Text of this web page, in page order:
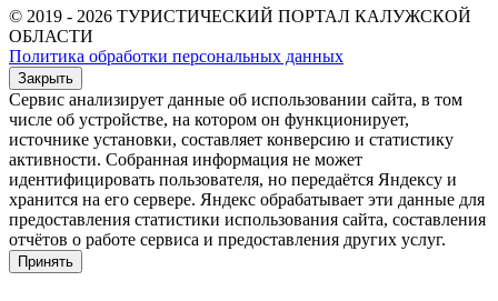
© 2019 - 2026 ТУРИСТИЧЕСКИЙ ПОРТАЛ КАЛУЖСКОЙ
ОБЛАСТИ
Политика обработки персональных данных
Закрыть
Сервис анализирует данные об использовании сайта, в том
числе об устройстве, на котором он функционирует,
источнике установки, составляет конверсию и статистику
активности. Собранная информация не может
идентифицировать пользователя, но передаётся Яндексу и
хранится на его сервере. Яндекс обрабатывает эти данные для
предоставления статистики использования сайта, составления
отчётов о работе сервиса и предоставления других услуг.
Принять